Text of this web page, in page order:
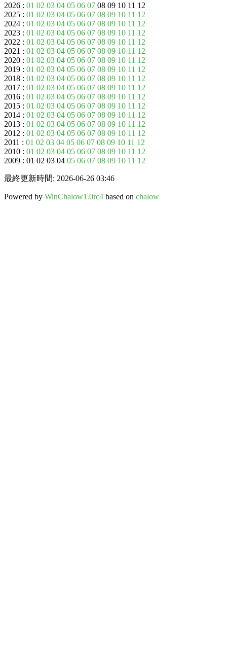
2026 : 01 02 03 04 05 06 07 08 09 10 11 12
2025 : 01 02 03 04 05 06 07 08 09 10 11 12
2024 : 01 02 03 04 05 06 07 08 09 10 11 12
2023 : 01 02 03 04 05 06 07 08 09 10 11 12
2022 : 01 02 03 04 05 06 07 08 09 10 11 12
2021 : 01 02 03 04 05 06 07 08 09 10 11 12
2020 : 01 02 03 04 05 06 07 08 09 10 11 12
2019 : 01 02 03 04 05 06 07 08 09 10 11 12
2018 : 01 02 03 04 05 06 07 08 09 10 11 12
2017 : 01 02 03 04 05 06 07 08 09 10 11 12
2016 : 01 02 03 04 05 06 07 08 09 10 11 12
2015 : 01 02 03 04 05 06 07 08 09 10 11 12
2014 : 01 02 03 04 05 06 07 08 09 10 11 12
2013 : 01 02 03 04 05 06 07 08 09 10 11 12
2012 : 01 02 03 04 05 06 07 08 09 10 11 12
2011 : 01 02 03 04 05 06 07 08 09 10 11 12
2010 : 01 02 03 04 05 06 07 08 09 10 11 12
2009 : 01 02 03 04 05 06 07 08 09 10 11 12
最終更新時間: 2026-06-26 03:46
Powered by WinChalow1.0rc4 based on chalow